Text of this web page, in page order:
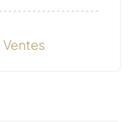
Ventes